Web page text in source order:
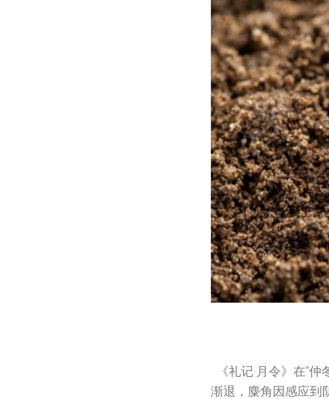
《礼记·月令》在“
渐退，麋角因感应到